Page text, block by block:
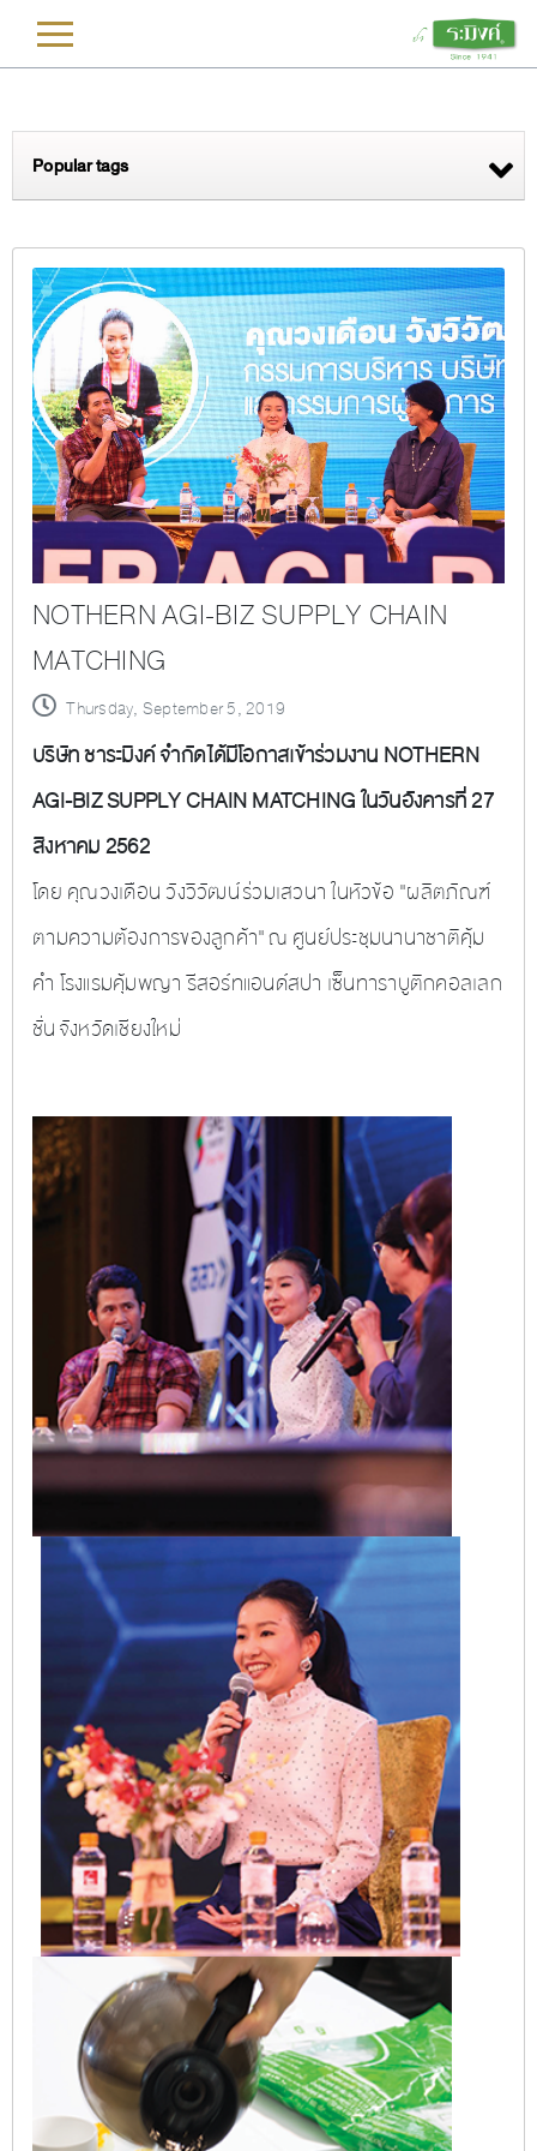
Popular tags
NOTHERN AGI-BIZ SUPPLY CHAIN
MATCHING
Thursday, September 5, 2019
บริษัท ชาระมิงค์ จำกัดได้มีโอกาสเข้าร่วมงาน NOTHERN
AGI-BIZ SUPPLY CHAIN MATCHING ในวันอังคารที่ 27
สิงหาคม 2562
โดย คุณวงเดือน วังวิวัฒน์ร่วมเสวนา ในหัวข้อ "ผลิตภัณฑ์
ตามความต้องการของลูกค้า"ณ ศูนย์ประชุมนานาชาติคุ้ม
คำ โรงแรมคุ้มพญา รีสอร์ทแอนด์สปา เซ็นทาราบูติกคอลเลก
ชั่น จังหวัดเชียงใหม่